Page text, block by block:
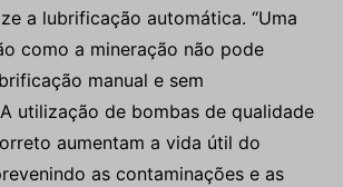
a lubrificação automática. “Uma
como a mineração não pode
manual e sem
utilização de bombas de qualidade
aumentam a vida útil do
as contaminações e as